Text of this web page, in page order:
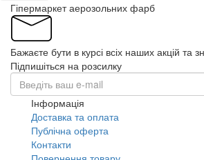
Гіпермаркет аерозольних фарб
Бажаєте бути в курсі всіх наших акцій та
Підпишіться на розсилку
Інформація
Доставка та оплата
Публічна оферта
Контакти